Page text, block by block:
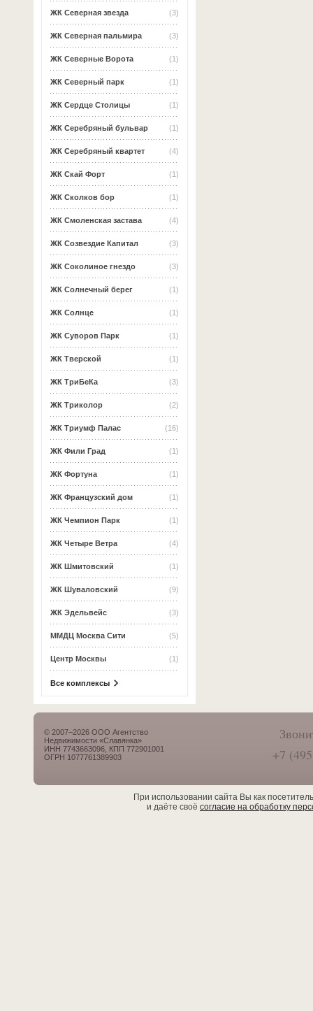
(3)
ЖК Северная звезда
(3)
ЖК Северная пальмира
(1)
ЖК Северные Ворота
(1)
ЖК Северный парк
(1)
ЖК Сердце Столицы
(1)
ЖК Серебряный бульвар
(4)
ЖК Серебряный квартет
(1)
ЖК Скай Форт
(1)
ЖК Сколков бор
(4)
ЖК Смоленская застава
(3)
ЖК Созвездие Капитал
(3)
ЖК Соколиное гнездо
(1)
ЖК Солнечный берег
(1)
ЖК Солнце
(1)
ЖК Суворов Парк
(1)
ЖК Тверской
(3)
ЖК ТриБеКа
(2)
ЖК Триколор
(16)
ЖК Триумф Палас
(1)
ЖК Фили Град
(1)
ЖК Фортуна
(1)
ЖК Французский дом
(1)
ЖК Чемпион Парк
(4)
ЖК Четыре Ветра
(1)
ЖК Шмитовский
(9)
ЖК Шуваловский
(3)
ЖК Эдельвейс
(5)
ММДЦ Москва Сити
(1)
Центр Москвы
Все комплексы
© 2007–2026 ООО Агентство
Недвижимости «Славянка»
ИНН 7743663096, КПП 772901001
ОГРН 1077761389903
+7
При использовании сайта Вы как
и даёте своё согласие на обработку